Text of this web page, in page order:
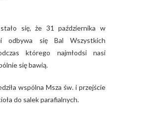
odbywa się Bal Wszystkich
którego najmłodsi nasi
się bawią.
wspólna Msza św. i przejście
do salek parafialnych.